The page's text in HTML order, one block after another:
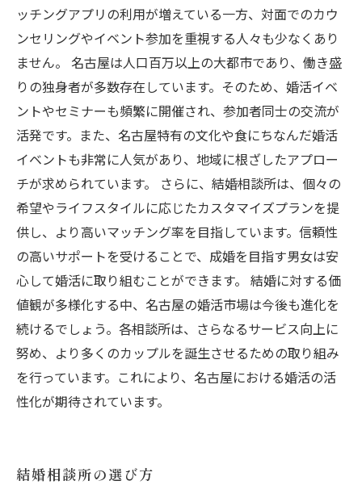
ッチングアプリの利用が増えている一方、対面でのカウ
ンセリングやイベント参加を重視する人々も少なくあり
ません。 名古屋は人口百万以上の大都市であり、働き盛
りの独身者が多数存在しています。そのため、婚活イベ
ントやセミナーも頻繁に開催され、参加者同士の交流が
活発です。また、名古屋特有の文化や食にちなんだ婚活
イベントも非常に人気があり、地域に根ざしたアプロー
チが求められています。 さらに、結婚相談所は、個々の
希望やライフスタイルに応じたカスタマイズプランを提
供し、より高いマッチング率を目指しています。信頼性
の高いサポートを受けることで、成婚を目指す男女は安
心して婚活に取り組むことができます。 結婚に対する価
値観が多様化する中、名古屋の婚活市場は今後も進化を
続けるでしょう。各相談所は、さらなるサービス向上に
努め、より多くのカップルを誕生させるための取り組み
を行っています。これにより、名古屋における婚活の活
性化が期待されています。
結婚相談所の選び方